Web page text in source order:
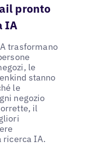
pronto
IA
trasformano
le
stanno
le
negozio
il
ricerca IA.